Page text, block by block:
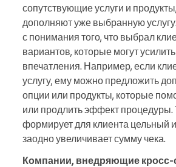
сопутствующие услуги и
дополняют уже выбранную
с понимания того, что выбрал
вариантов, которые могут
впечатления. Например, если
услугу, ему можно предложить
опции или продукты, которые
или продлить эффект процедуры.
формирует для клиента цельный
заодно увеличивает сумму чека.
Компании, внедряющие кросс-